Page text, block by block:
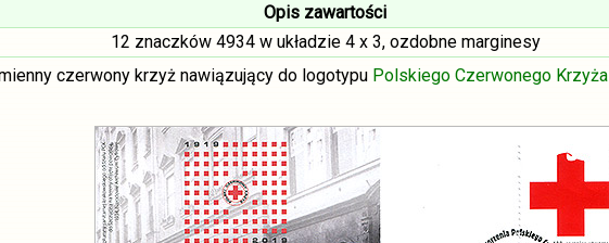
Opis zawartości
12 znaczków 4934 w układzie 4 x 3, ozdobne marginesy
czerwony krzyż nawiązujący do logotypu Polskiego Czerwonego Krzyża